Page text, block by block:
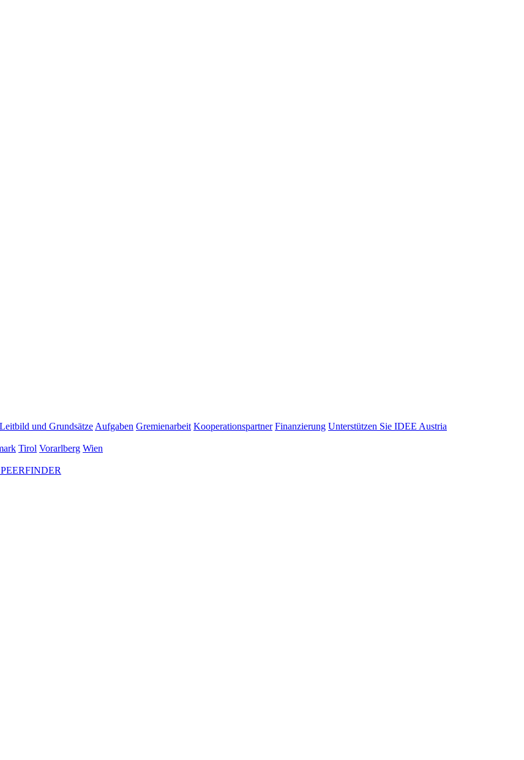
Leitbild und Grundsätze Aufgaben Gremienarbeit Kooperationspartner Finanzierung Unterstützen Sie IDEE Austria
Tirol Vorarlberg Wien